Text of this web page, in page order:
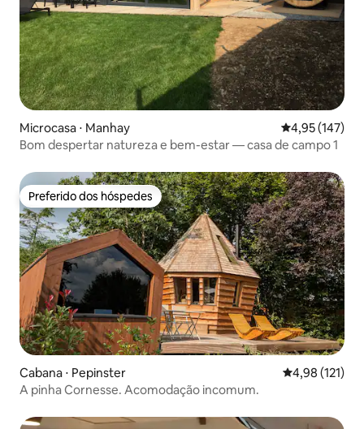
Microcasa ⋅ Manhay 4,95 de uma
4,95 (147)
Bom despertar natureza e bem-estar — casa de campo 1
Preferido dos hóspedes
Preferido dos hóspedes
Cabana ⋅ Pepinster 4,98 de uma
4,98 (121)
A pinha Cornesse. Acomodação incomum.